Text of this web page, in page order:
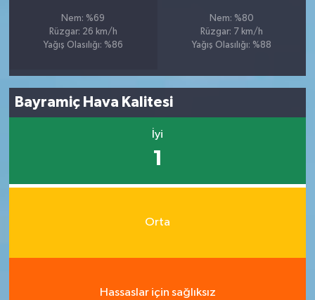
Nem: %69
Rüzgar: 26 km/h
Yağış Olasılığı: %86
Nem: %80
Rüzgar: 7 km/h
Yağış Olasılığı: %88
Bayramiç Hava Kalitesi
İyi
1
Orta
Hassaslar için sağlıksız